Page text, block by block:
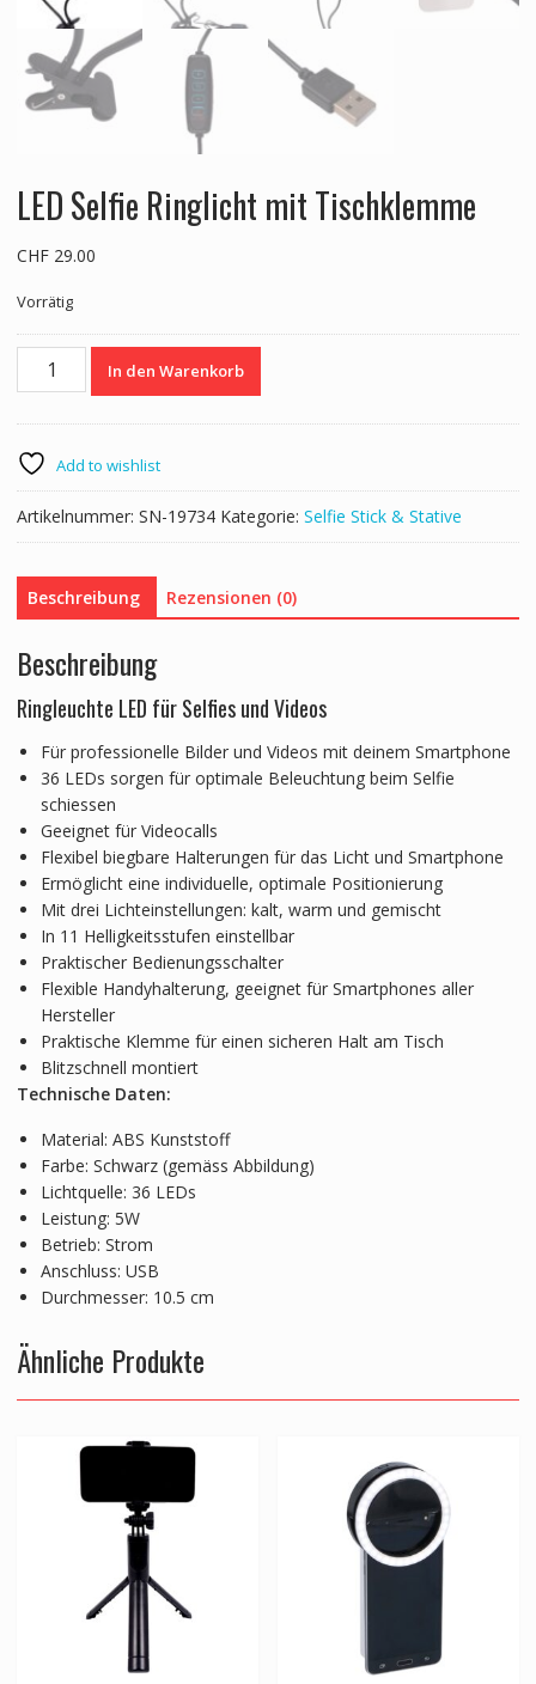
LED Selfie Ringlicht mit Tischklemme
CHF29.00
Vorrätig
Selfie
Tischklemme
Menge
In den Warenkorb
Add to wishlist
Artikelnummer: SN-19734 Kategorie: Selfie Stick & Stative
Beschreibung Rezensionen (0)
Beschreibung
Ringleuchte LED für Selfies und Videos
Für professionelle Bilder und Videos mit deinem Smartphone
36 LEDs sorgen für optimale Beleuchtung beim Selfie
schiessen
Geeignet für Videocalls
Flexibel biegbare Halterungen für das Licht und Smartphone
Ermöglicht eine individuelle, optimale Positionierung
Mit drei Lichteinstellungen: kalt, warm und gemischt
In 11 Helligkeitsstufen einstellbar
Praktischer Bedienungsschalter
Flexible Handyhalterung, geeignet für Smartphones aller
Hersteller
Praktische Klemme für einen sicheren Halt am Tisch
Blitzschnell montiert
Technische Daten:
Material: ABS Kunststoff
Farbe: Schwarz (gemäss Abbildung)
Lichtquelle: 36 LEDs
Leistung: 5W
Betrieb: Strom
Anschluss: USB
Durchmesser: 10.5 cm
Ähnliche Produkte